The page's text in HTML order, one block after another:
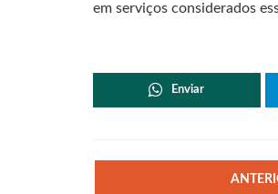
em serviços considerados
Enviar